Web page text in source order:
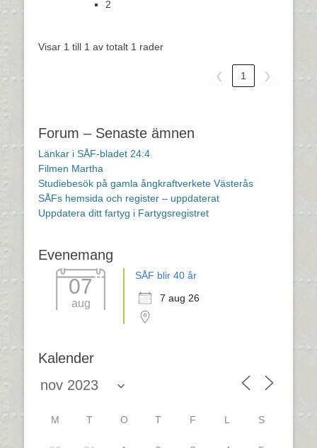
2
Visar 1 till 1 av totalt 1 rader
❮ 1 ❯
Forum – Senaste ämnen
Länkar i SÅF-bladet 24:4
Filmen Martha
Studiebesök på gamla ångkraftverkete Västerås
SÅFs hemsida och register – uppdaterat
Uppdatera ditt fartyg i Fartygsregistret
Evenemang
07
aug
SÅF blir 40 år
7 aug 26
Kalender
M T O T F L S